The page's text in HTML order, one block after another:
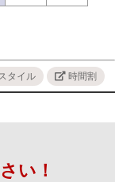
タイル 時間割
い！